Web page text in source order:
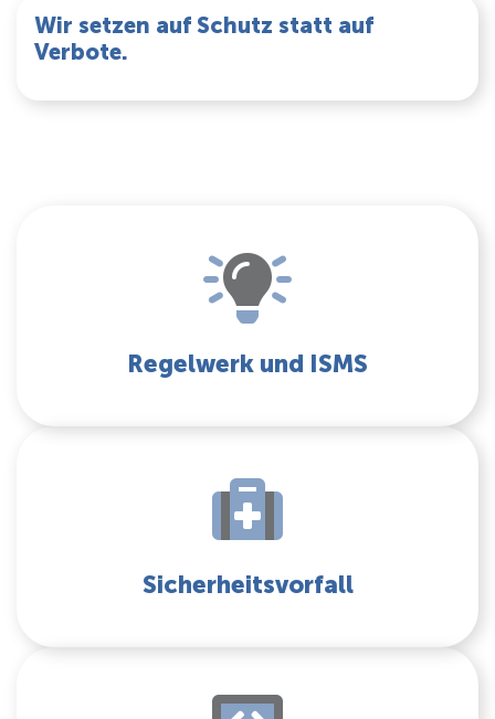
Wir setzen auf Schutz statt auf
Verbote.
Regelwerk und ISMS
Sicherheitsvorfall